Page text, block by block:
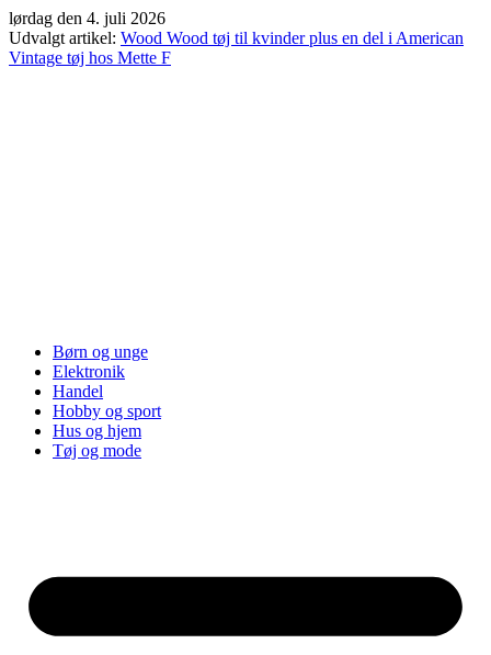
Videre
til
indhold
lørdag den 4. juli 2026
Udvalgt artikel: Wood Wood tøj til kvinder plus en del i American
Vintage tøj hos Mette F
Børn og unge
Elektronik
Handel
Hobby og sport
Hus og hjem
Tøj og mode